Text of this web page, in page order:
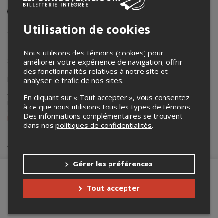
15 février 2025
9h00 – 16h45
Les Glissades Tewkesbury
860 Ch. Jacques-Cartier Nord,Stoneham,QC,Canada
Lepointdevente.com agit à titre de mandataire pour
- Bureau de la vie étudiante
vente de billets pour ses événements.
Pour plus d’information à propos de cet événement, veuillez
contacter l’organisateur de l’événement,Université Laval - Bureau de
la vie étudiante, àinformation@bve.ulaval.ca
Achat de billets
Merci de confirmer que vous n'êtes pas un
Utilisation de cookies
Nous utilisons des témoins (cookies) pour
améliorer votre expérience de navigation, offrir
des fonctionnalités relatives à notre site et
analyser le trafic de nos sites.
En cliquant sur « Tout accepter », vous consentez
à ce que nous utilisions tous les types de témoins.
Des informations complémentaires se trouvent
dans nos politiques de confidentialités.
Gérer les préférences
Tout accepter